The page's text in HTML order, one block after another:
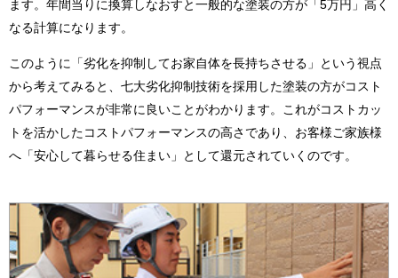
ます。年間当りに換算しなおすと一般的な塗装の方が「5万円」高く
なる計算になります。
このように「劣化を抑制してお家自体を長持ちさせる」という視点
から考えてみると、七大劣化抑制技術を採用した塗装の方がコスト
パフォーマンスが非常に良いことがわかります。これがコストカッ
トを活かしたコストパフォーマンスの高さであり、お客様ご家族様
へ「安心して暮らせる住まい」として還元されていくのです。